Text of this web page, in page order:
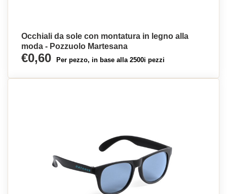
Occhiali da sole con montatura in legno alla
moda - Pozzuolo Martesana
€0,60 Per pezzo, in base alla 2500i pezzi